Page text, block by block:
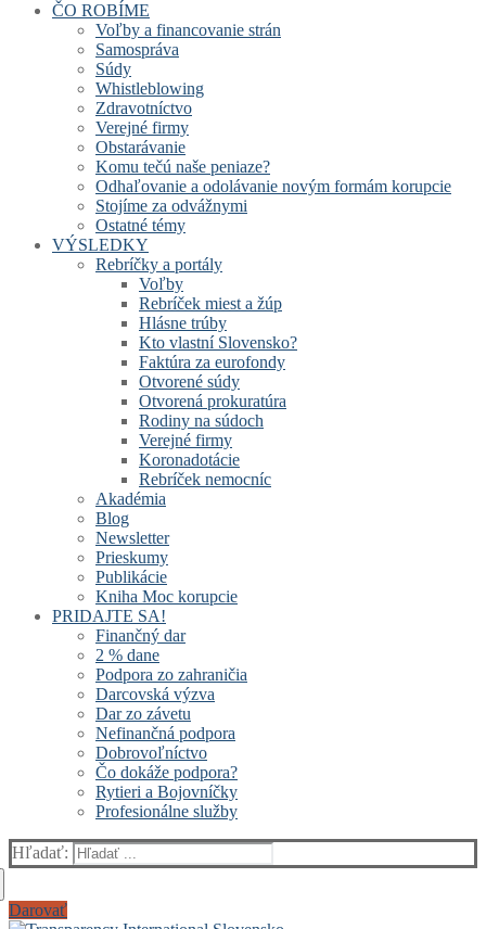
ČO ROBÍME
Voľby a financovanie strán
Samospráva
Súdy
Whistleblowing
Zdravotníctvo
Verejné firmy
Obstarávanie
Komu tečú naše peniaze?
Odhaľovanie a odolávanie novým formám korupcie
Stojíme za odvážnymi
Ostatné témy
VÝSLEDKY
Rebríčky a portály
Voľby
Rebríček miest a žúp
Hlásne trúby
Kto vlastní Slovensko?
Faktúra za eurofondy
Otvorené súdy
Otvorená prokuratúra
Rodiny na súdoch
Verejné firmy
Koronadotácie
Rebríček nemocníc
Akadémia
Blog
Newsletter
Prieskumy
Publikácie
Kniha Moc korupcie
PRIDAJTE SA!
Finančný dar
2 % dane
Podpora zo zahraničia
Darcovská výzva
Dar zo závetu
Nefinančná podpora
Dobrovoľníctvo
Čo dokáže podpora?
Rytieri a Bojovníčky
Profesionálne služby
Hľadať:
Darovať